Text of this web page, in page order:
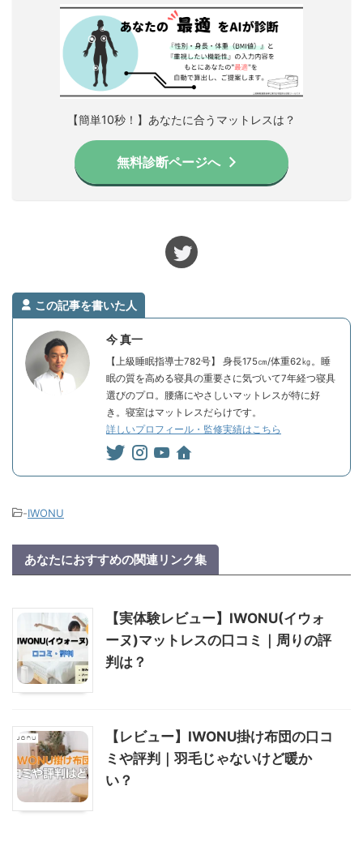
【簡単10秒！】あなたに合うマットレスは？
無料診断ページへ
この記事を書いた人
今 真一
【上級睡眠指導士782号】 身長175㎝/体重62㎏。睡
眠の質を高める寝具の重要さに気づいて7年経つ寝具
選びのプロ。腰痛にやさしいマットレスが特に好
き。寝室はマットレスだらけです。
詳しいプロフィール・監修実績はこちら
-IWONU
あなたにおすすめの関連リンク集
【実体験レビュー】IWONU(イウォ
ーヌ)マットレスの口コミ｜周りの評
判は？
【レビュー】IWONU掛け布団の口コ
ミや評判｜羽毛じゃないけど暖か
い？